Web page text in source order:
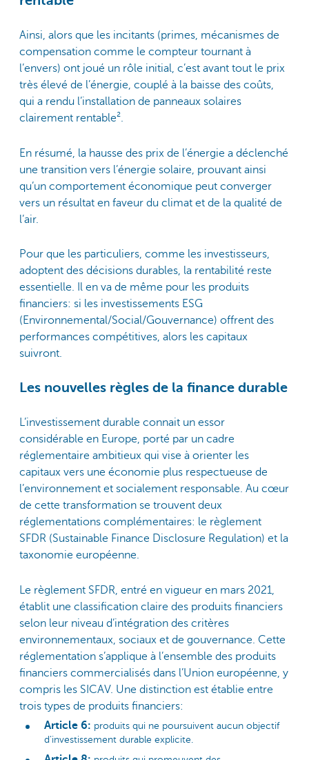
Ainsi, alors que les incitants (primes, mécanismes de
compensation comme le compteur tournant à
l’envers) ont joué un rôle initial, c’est avant tout le prix
très élevé de l’énergie, couplé à la baisse des coûts,
qui a rendu l’installation de panneaux solaires
clairement rentable².
En résumé, la hausse des prix de l’énergie a déclenché
une transition vers l’énergie solaire, prouvant ainsi
qu’un comportement économique peut converger
vers un résultat en faveur du climat et de la qualité de
l’air.
Pour que les particuliers, comme les investisseurs,
adoptent des décisions durables, la rentabilité reste
essentielle. Il en va de même pour les produits
financiers: si les investissements ESG
(Environnemental/Social/Gouvernance) offrent des
performances compétitives, alors les capitaux
suivront.
Les nouvelles règles de la finance durable
L’investissement durable connait un essor
considérable en Europe, porté par un cadre
réglementaire ambitieux qui vise à orienter les
capitaux vers une économie plus respectueuse de
l’environnement et socialement responsable. Au cœur
de cette transformation se trouvent deux
réglementations complémentaires: le règlement
SFDR (Sustainable Finance Disclosure Regulation) et la
taxonomie européenne.
Le règlement SFDR, entré en vigueur en mars 2021,
établit une classification claire des produits financiers
selon leur niveau d’intégration des critères
environnementaux, sociaux et de gouvernance. Cette
réglementation s’applique à l’ensemble des produits
financiers commercialisés dans l’Union européenne, y
compris les SICAV. Une distinction est établie entre
trois types de produits financiers:
Article 6: produits qui ne poursuivent aucun objectif
d’investissement durable explicite.